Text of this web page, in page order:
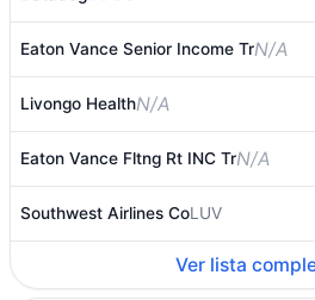
Eaton Vance Senior Income TrN/A
Livongo HealthN/A
Eaton Vance Fltng Rt INC TrN/A
Southwest Airlines CoLUV
Ver lista